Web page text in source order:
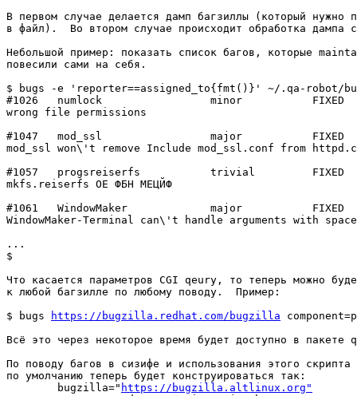
В первом случае делается дамп багзиллы (который нужно
в файл).  Во втором случае происходит обработка дампа
Небольшой пример: показать список багов, которые
повесили сами на себя.
$ bugs -e 'reporter==assigned_to{fmt()}' ~/.qa-robot/
#1026   numlock                 minor           FIXED
wrong file permissions
#1047   mod_ssl                 major           FIXED
mod_ssl won\'t remove Include mod_ssl.conf from
#1057   progsreiserfs           trivial         FIXED
mkfs.reiserfs ОЕ ФБН МЕЦЙФ
#1061   WindowMaker             major           FIXED
WindowMaker-Terminal can\'t handle arguments with
...
$
Что касается параметров CGI qeury, то теперь можно
к любой багзилле по любому поводу.  Пример:
$ bugs
https://bugzilla.redhat.com/bugzilla
Всё это через некоторое время будет доступно в
По поводу багов в сизифе и использования этого
по умолчанию теперь будет конструироваться так:
	bugzilla="
https://bugzilla.altlinux.org"